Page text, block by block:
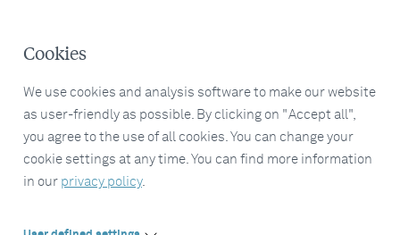
Cookies
We use cookies and analysis software to make our website
as user-friendly as possible. By clicking on "Accept all",
you agree to the use of all cookies. You can change your
cookie settings at any time. You can find more information
in our privacy policy.